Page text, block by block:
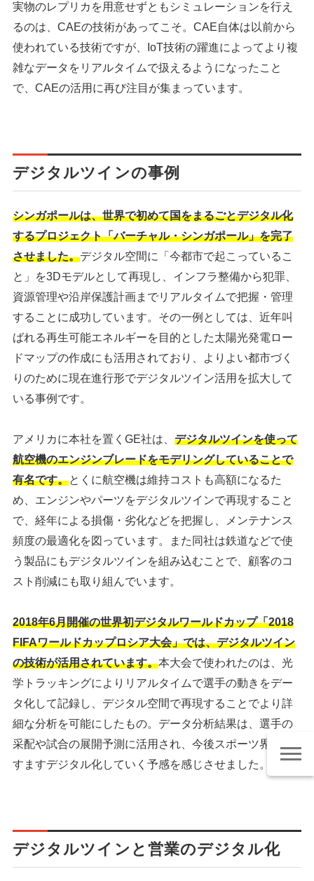
実物のレプリカを用意せずともシミュレーションを行え
るのは、CAEの技術があってこそ。CAE自体は以前から
使われている技術ですが、IoT技術の躍進によってより複
雑なデータをリアルタイムで扱えるようになったこと
で、CAEの活用に再び注目が集まっています。
デジタルツインの事例
シンガポールは、世界で初めて国をまるごとデジタル化
するプロジェクト「バーチャル・シンガポール」を完了
させました。デジタル空間に「今都市で起こっているこ
と」を3Dモデルとして再現し、インフラ整備から犯罪、
資源管理や沿岸保護計画までリアルタイムで把握・管理
することに成功しています。その一例としては、近年叫
ばれる再生可能エネルギーを目的とした太陽光発電ロー
ドマップの作成にも活用されており、よりよい都市づく
りのために現在進行形でデジタルツイン活用を拡大して
いる事例です。
アメリカに本社を置くGE社は、 デジタルツインを使って
航空機のエンジンブレードをモデリングしていることで
有名です。とくに航空機は維持コストも高額になるた
め、エンジンやパーツをデジタルツインで再現すること
で、経年による損傷・劣化などを把握し、メンテナンス
頻度の最適化を図っています。また同社は鉄道などで使
う製品にもデジタルツインを組み込むことで、顧客のコ
スト削減にも取り組んでいます。
2018年6月開催の世界初デジタルワールドカップ「2018
FIFAワールドカップロシア大会」では、デジタルツイン
の技術が活用されています。本大会で使われたのは、光
学トラッキングによりリアルタイムで選手の動きをデー
タ化して記録し、デジタル空間で再現することでより詳
細な分析を可能にしたもの。データ分析結果は、選手の
采配や試合の展開予測に活用され、今後スポーツ界がま
すますデジタル化していく予感を感じさせました。
デジタルツインと営業のデジタル化